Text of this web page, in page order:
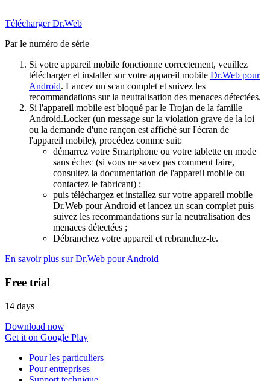
Télécharger Dr.Web
Par le numéro de série
Si votre appareil mobile fonctionne correctement, veuillez
télécharger et installer sur votre appareil mobile Dr.Web pour
Android. Lancez un scan complet et suivez les
recommandations sur la neutralisation des menaces détectées.
Si l'appareil mobile est bloqué par le Trojan de la famille
Android.Locker (un message sur la violation grave de la loi
ou la demande d'une rançon est affiché sur l'écran de
l'appareil mobile), procédez comme suit:
démarrez votre Smartphone ou votre tablette en mode
sans échec (si vous ne savez pas comment faire,
consultez la documentation de l'appareil mobile ou
contactez le fabricant) ;
puis téléchargez et installez sur votre appareil mobile
Dr.Web pour Android et lancez un scan complet puis
suivez les recommandations sur la neutralisation des
menaces détectées ;
Débranchez votre appareil et rebranchez-le.
En savoir plus sur Dr.Web pour Android
Free trial
14 days
Download now
Get it on Google Play
Pour les particuliers
Pour entreprises